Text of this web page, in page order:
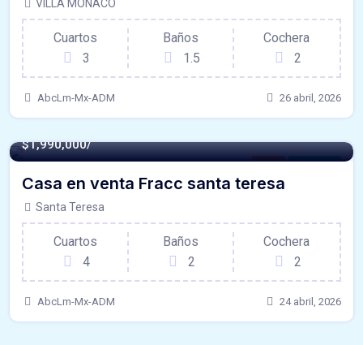
VILLA MÓNACO
Cuartos
3
Baños
1.5
Cochera
2
AbcLm-Mx-ADM 26 abril, 2026
Casa For Venta
$1,990,000/
Casa en venta Fracc santa teresa
Santa Teresa
Cuartos
4
Baños
2
Cochera
2
AbcLm-Mx-ADM 24 abril, 2026